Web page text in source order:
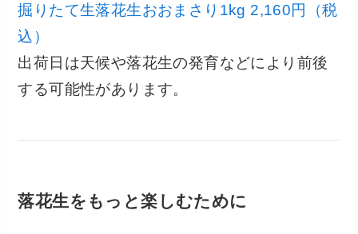
掘りたて生落花生おおまさり1kg 2,160円（税
込）
出荷日は天候や落花生の発育などにより前後
する可能性があります。
落花生をもっと楽しむために